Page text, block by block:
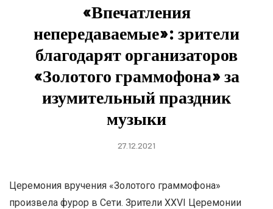
«Впечатления
непередаваемые»: зрители
благодарят организаторов
«Золотого граммофона» за
изумительный праздник
музыки
27.12.2021
Церемония вручения «Золотого граммофона»
произвела фурор в Сети. Зрители XXVI Церемонии